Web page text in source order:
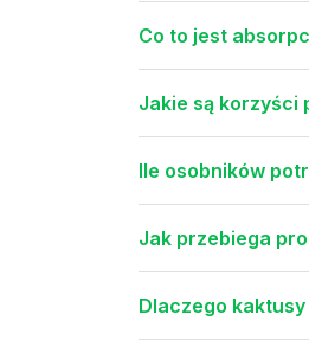
Co to jest
Jakie są korzyści
Ile osobników
Jak przebiega
Dlaczego